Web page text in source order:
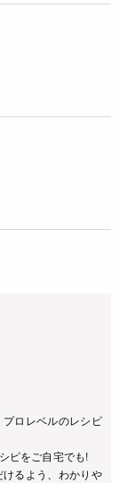
ロレベルのレシピ
ピをご自宅でも!
るよう、わかりや